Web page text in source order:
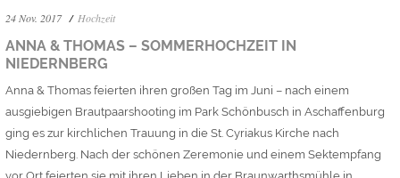
24 Nov. 2017 Hochzeit
ANNA & THOMAS – SOMMERHOCHZEIT IN
NIEDERNBERG
Anna & Thomas feierten ihren großen Tag im Juni – nach einem
ausgiebigen Brautpaarshooting im Park Schönbusch in Aschaffenburg
ging es zur kirchlichen Trauung in die St. Cyriakus Kirche nach
Niedernberg. Nach der schönen Zeremonie und einem Sektempfang